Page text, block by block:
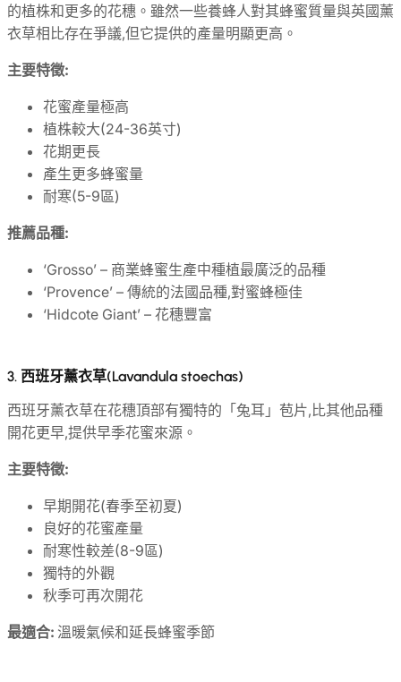
的植株和更多的花穗。雖然一些養蜂人對其蜂蜜質量與英國薰
衣草相比存在爭議,但它提供的產量明顯更高。
主要特徵:
花蜜產量極高
植株較大(24-36英寸)
花期更長
產生更多蜂蜜量
耐寒(5-9區)
推薦品種:
‘Grosso’ – 商業蜂蜜生產中種植最廣泛的品種
‘Provence’ – 傳統的法國品種,對蜜蜂極佳
‘Hidcote Giant’ – 花穗豐富
3. 西班牙薰衣草(Lavandula stoechas)
西班牙薰衣草在花穗頂部有獨特的「兔耳」苞片,比其他品種
開花更早,提供早季花蜜來源。
主要特徵:
早期開花(春季至初夏)
良好的花蜜產量
耐寒性較差(8-9區)
獨特的外觀
秋季可再次開花
最適合: 溫暖氣候和延長蜂蜜季節